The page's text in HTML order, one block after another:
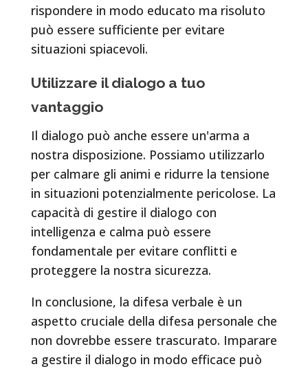
rispondere in modo educato ma risoluto
può essere sufficiente per evitare
situazioni spiacevoli.
Utilizzare il dialogo a tuo
vantaggio
Il dialogo può anche essere un'arma a
nostra disposizione. Possiamo utilizzarlo
per calmare gli animi e ridurre la tensione
in situazioni potenzialmente pericolose. La
capacità di gestire il dialogo con
intelligenza e calma può essere
fondamentale per evitare conflitti e
proteggere la nostra sicurezza.
In conclusione, la difesa verbale è un
aspetto cruciale della difesa personale che
non dovrebbe essere trascurato. Imparare
a gestire il dialogo in modo efficace può